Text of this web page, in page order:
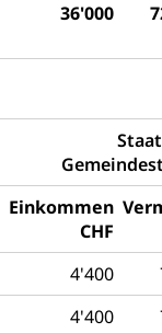
36'000
Einkommen
CHF
4'400
4'400